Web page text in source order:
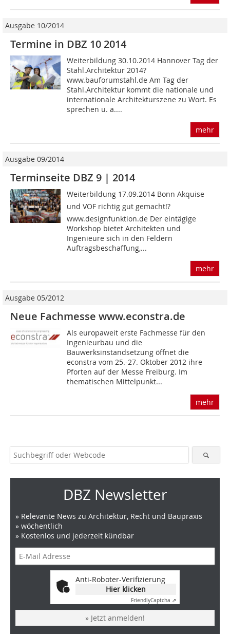
Ausgabe 10/2014
Termine in DBZ 10 2014
Weiterbildung 30.10.2014 Hannover Tag der
Stahl.Architektur 2014?
www.bauforumstahl.de Am Tag der
Stahl.Architektur kommt die nationale und
internationale Architekturszene zu Wort. Es
sprechen u. a....
mehr
Ausgabe 09/2014
Terminseite DBZ 9 | 2014
Weiterbildung 17.09.2014 Bonn Akquise
und VOF richtig gut gemacht!?
www.designfunktion.de Der eintägige
Workshop bietet Architekten und
Ingenieure sich in den Feldern
Auftragsbeschaffung,...
mehr
Ausgabe 05/2012
Neue Fachmesse www.econstra.de
Als europaweit erste Fachmesse für den
Ingenieurbau und die
Bauwerksinstandsetzung öffnet die
econstra vom 25.-27. Oktober 2012 ihre
Pforten auf der Messe Freiburg. Im
thematischen Mittelpunkt...
mehr
DBZ Newsletter
» Relevante News zu Architektur, Recht und Baupraxis
» wöchentlich
» Kostenlos und jederzeit kündbar
Anti-Roboter-Verifizierung
Hier klicken
FriendlyCaptcha ⇗
» Jetzt anmelden!